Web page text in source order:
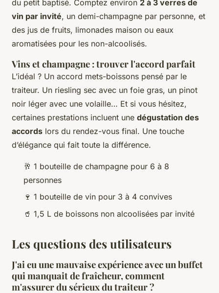
du petit baptisé. Comptez environ 2 à 3 verres de
vin par invité, un demi-champagne par personne, et
des jus de fruits, limonades maison ou eaux
aromatisées pour les non-alcoolisés.
Vins et champagne : trouver l'accord parfait
L’idéal ? Un accord mets-boissons pensé par le
traiteur. Un riesling sec avec un foie gras, un pinot
noir léger avec une volaille… Et si vous hésitez,
certaines prestations incluent une dégustation des
accords lors du rendez-vous final. Une touche
d’élégance qui fait toute la différence.
🥂 1 bouteille de champagne pour 6 à 8
personnes
🍷 1 bouteille de vin pour 3 à 4 convives
🥤 1,5 L de boissons non alcoolisées par invité
Les questions des utilisateurs
J'ai eu une mauvaise expérience avec un buffet
qui manquait de fraîcheur, comment
m'assurer du sérieux du traiteur ?